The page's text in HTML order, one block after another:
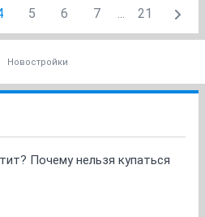
5 6 7 ... 21
Новостройки
Почему нельзя купаться